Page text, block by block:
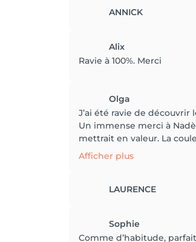
ANNICK
Alix
Ravie à 100%. Merci
Olga
J’ai été ravie de découvrir
Un immense merci à
mettrait en valeur. La
Afficher plus
LAURENCE
Sophie
Comme d’habitude,